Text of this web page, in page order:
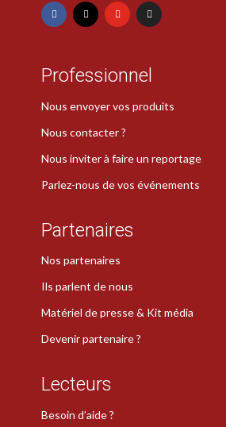
Professionnel
Nous envoyer vos produits
Nous contacter ?
Nous inviter à faire un reportage
Parlez-nous de vos événements
Partenaires
Nos partenaires
Ils parlent de nous
Matériel de presse & Kit média
Devenir partenaire ?
Lecteurs
Besoin d’aide ?